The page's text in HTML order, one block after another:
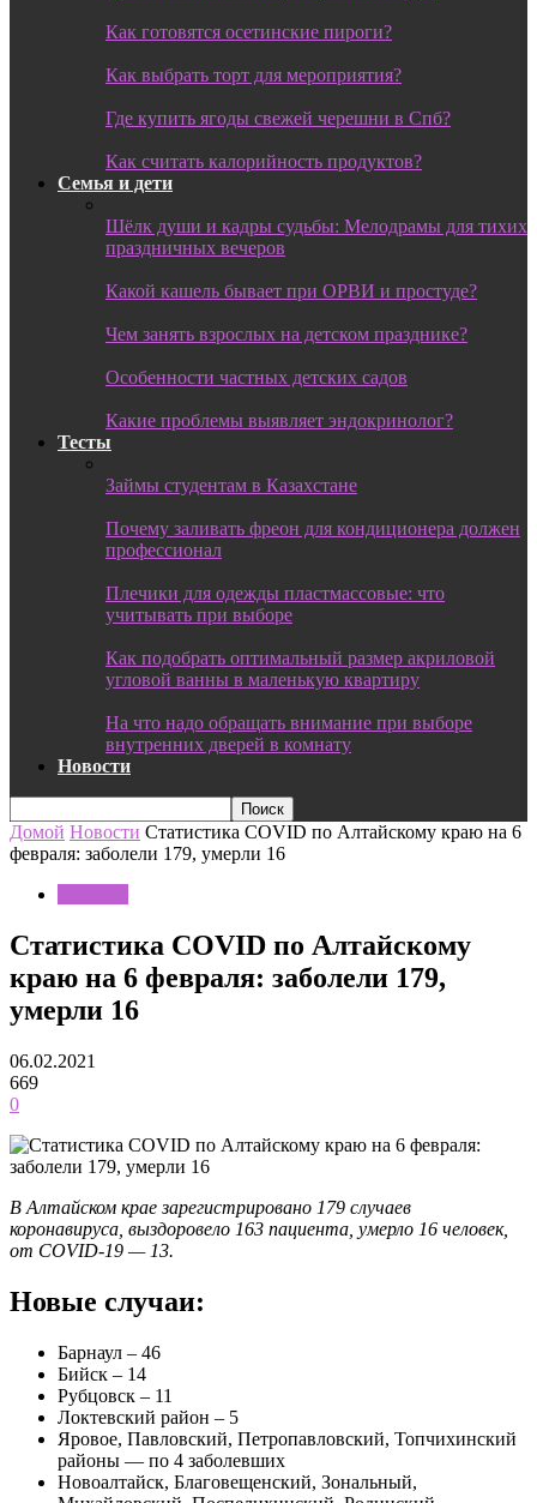
Как готовятся осетинские пироги?
Как выбрать торт для мероприятия?
Где купить ягоды свежей черешни в Спб?
Как считать калорийность продуктов?
Семья и дети
Шёлк души и кадры судьбы: Мелодрамы для тихих
праздничных вечеров
Какой кашель бывает при ОРВИ и простуде?
Чем занять взрослых на детском празднике?
Особенности частных детских садов
Какие проблемы выявляет эндокринолог?
Тесты
Займы студентам в Казахстане
Почему заливать фреон для кондиционера должен
профессионал
Плечики для одежды пластмассовые: что
учитывать при выборе
Как подобрать оптимальный размер акриловой
угловой ванны в маленькую квартиру
На что надо обращать внимание при выборе
внутренних дверей в комнату
Новости
Домой Новости Статистика COVID по Алтайскому краю на 6
февраля: заболели 179, умерли 16
Статистика COVID по Алтайскому
краю на 6 февраля: заболели 179,
умерли 16
06.02.2021
669
0
В Алтайском крае зарегистрировано 179 случаев
коронавируса, выздоровело 163 пациента, умерло 16 человек,
от COVID-19 — 13.
Новые случаи:
Барнаул – 46
Бийск – 14
Рубцовск – 11
Локтевский район – 5
Яровое, Павловский, Петропавловский, Топчихинский
районы — по 4 заболевших
Новоалтайск, Благовещенский, Зональный,